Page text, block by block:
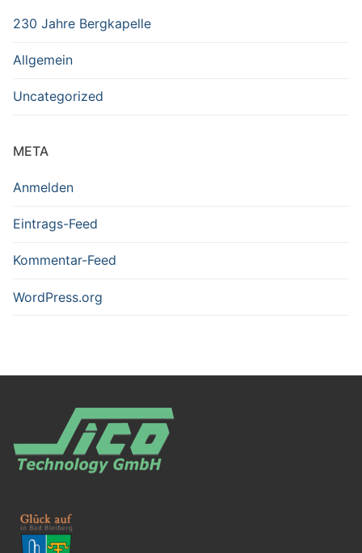
230 Jahre Bergkapelle
Allgemein
Uncategorized
META
Anmelden
Eintrags-Feed
Kommentar-Feed
WordPress.org